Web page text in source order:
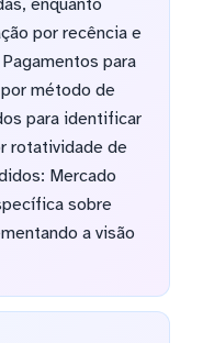
enquanto
por recência e
para
método de
para identificar
rotatividade de
Mercado
sobre
a visão